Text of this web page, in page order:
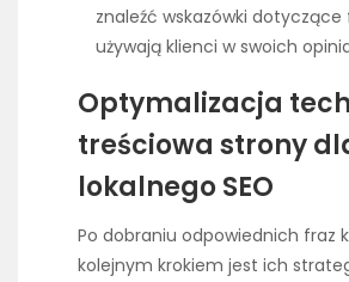
znaleźć wskazówki
używają klienci w swoich
Optymalizacja
treściowa strony
lokalnego SEO
Po dobraniu odpowiednich fraz
kolejnym krokiem jest ich